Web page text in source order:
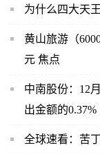
为什么四大天
黄山旅游（
元 焦点
中南股份：12
出金额的0.37%
全球速看：苦